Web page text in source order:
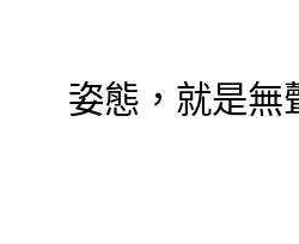
姿態，就是無